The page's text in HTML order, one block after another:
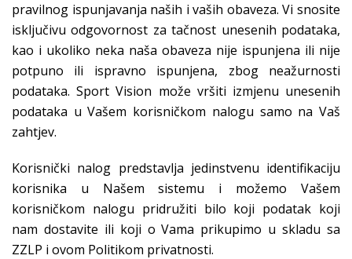
pravilnog ispunjavanja naših i vaših obaveza. Vi snosite
isključivu odgovornost za tačnost unesenih podataka,
kao i ukoliko neka naša obaveza nije ispunjena ili nije
potpuno ili ispravno ispunjena, zbog neažurnosti
podataka. Sport Vision može vršiti izmjenu unesenih
podataka u Vašem korisničkom nalogu samo na Vaš
zahtjev.
Korisnički nalog predstavlja jedinstvenu identifikaciju
korisnika u Našem sistemu i možemo Vašem
korisničkom nalogu pridružiti bilo koji podatak koji
nam dostavite ili koji o Vama prikupimo u skladu sa
ZZLP i ovom Politikom privatnosti.